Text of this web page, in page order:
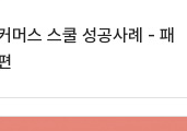
머스 스쿨 성공사례 - 패